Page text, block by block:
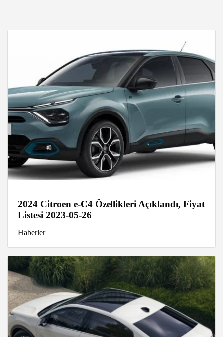
2024 Citroen e-C4 Özellikleri Açıklandı, Fiyat
Listesi 2023-05-26
Haberler